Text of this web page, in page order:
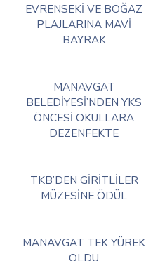
EVRENSEKİ VE BOĞAZ
PLAJLARINA MAVİ
BAYRAK
MANAVGAT
BELEDİYESİ’NDEN YKS
ÖNCESİ OKULLARA
DEZENFEKTE
TKB’DEN GİRİTLİLER
MÜZESİNE ÖDÜL
MANAVGAT TEK YÜREK
OLDU